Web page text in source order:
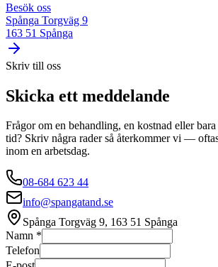
Besök oss
Spånga Torgväg 9
163 51 Spånga
Skriv till oss
Skicka ett meddelande
Frågor om en behandling, en kostnad eller
tid? Skriv några rader så återkommer vi —
inom en arbetsdag.
08-684 623 44
info@spangatand.se
Spånga Torgväg 9, 163 51 Spånga
Namn *
Telefon